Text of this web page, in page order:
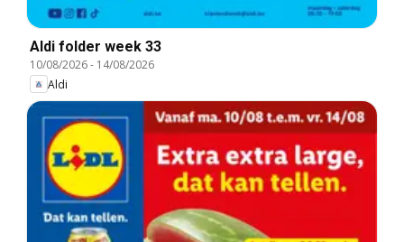
Aldi folder week 33
10/08/2026- 14/08/2026
Aldi